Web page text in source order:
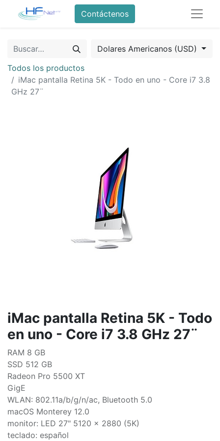
Contáctenos
Dolares Americanos (USD)
Todos los productos
iMac pantalla Retina 5K - Todo en uno - Core i7 3.8
GHz 27¨
iMac pantalla Retina 5K - Todo
en uno - Core i7 3.8 GHz 27¨
RAM 8 GB
SSD 512 GB
Radeon Pro 5500 XT
GigE
WLAN: 802.11a/b/g/n/ac, Bluetooth 5.0
macOS Monterey 12.0
monitor: LED 27" 5120 x 2880 (5K)
teclado: español